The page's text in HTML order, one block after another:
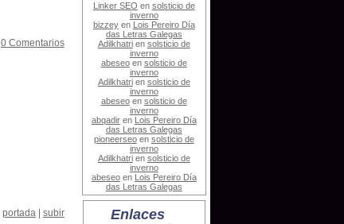
Linker SEO en solsticio de
inverno
bizzeyen
Lois Pereiro Día
das Letras Galegas
Adilkhatrien solsticio de
inverno
abeseoen solsticio de
inverno
Adilkhatrien solsticio de
inverno
abeseoen solsticio de
inverno
abqadiren
Lois Pereiro Día
das Letras Galegas
pioneerseoen solsticio de
inverno
Adilkhatrien solsticio de
inverno
abeseoen
Lois Pereiro Día
das Letras Galegas
Enlaces
0 Comentarios
portada| subir